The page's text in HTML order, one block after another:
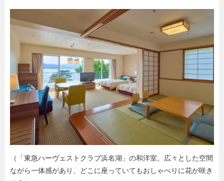
（「東急ハーヴェストクラブ浜名湖」の和洋室。広々とした空間
ながら一体感があり、どこに座っていてもおしゃべりに花が咲き